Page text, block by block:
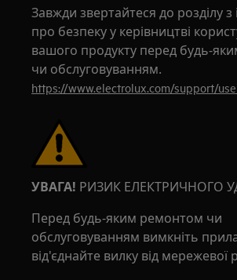
Завжди звертайтеся до розділу
про безпеку у керівництві
вашого продукту перед будь-
чи обслуговуванням.
https://www.electrolux.com/support/
УВАГА! РИЗИК ЕЛЕКТРИЧНОГО
Перед будь-яким ремонтом чи
обслуговуванням вимкніть
від'єднайте вилку від мережевої